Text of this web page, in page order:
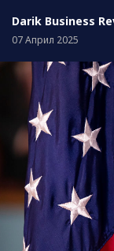
Darik Business
07 Април 2025